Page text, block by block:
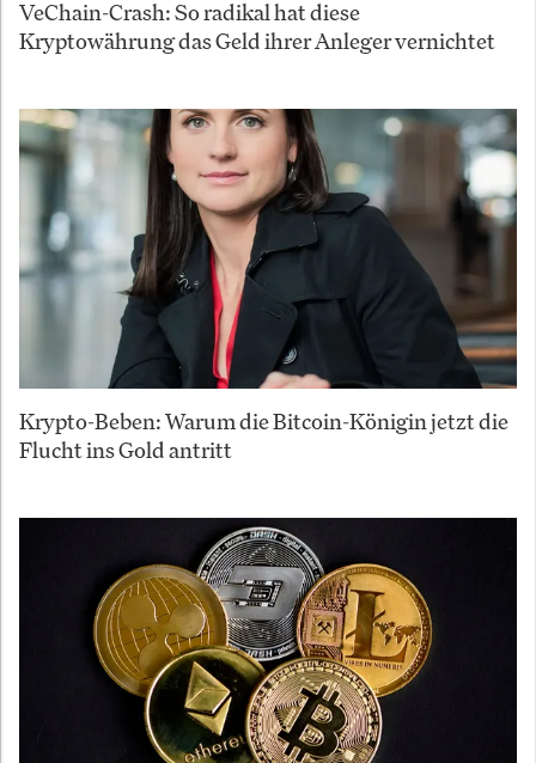
VeChain-Crash: So radikal hat diese
Kryptowährung das Geld ihrer Anleger vernichtet
Krypto-Beben: Warum die Bitcoin-Königin jetzt die
Flucht ins Gold antritt